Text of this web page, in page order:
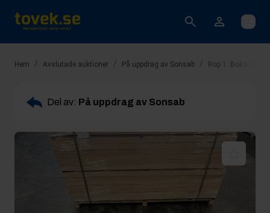
Öppna
Hem / Avslutade auktioner / På uppdrag av Sonsab / Rop 1: Bokämne
Del av: På uppdrag av Sonsab